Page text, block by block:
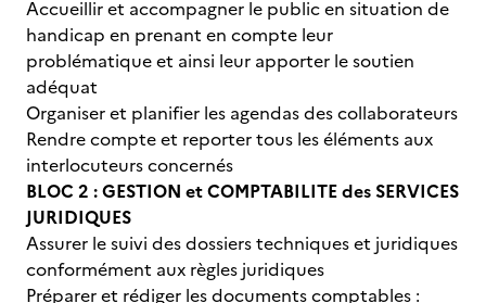
Accueillir et accompagner le public en situation de
handicap en prenant en compte leur
problématique et ainsi leur apporter le soutien
adéquat
Organiser et planifier les agendas des collaborateurs
Rendre compte et reporter tous les éléments aux
interlocuteurs concernés
BLOC 2 : GESTION et COMPTABILITE des SERVICES
JURIDIQUES
Assurer le suivi des dossiers techniques et juridiques
conformément aux règles juridiques
Préparer et rédiger les documents comptables :